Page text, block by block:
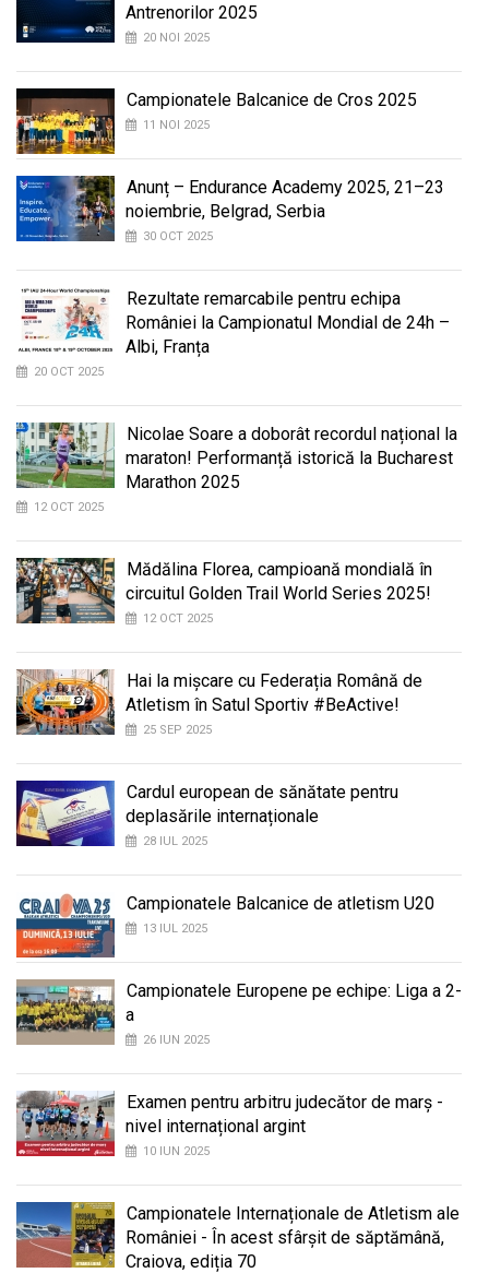
Antrenorilor 2025
20 NOI 2025
Campionatele Balcanice de Cros 2025
11 NOI 2025
Anunț – Endurance Academy 2025, 21–23
noiembrie, Belgrad, Serbia
30 OCT 2025
Rezultate remarcabile pentru echipa
României la Campionatul Mondial de 24h –
Albi, Franța
20 OCT 2025
Nicolae Soare a doborât recordul național la
maraton! Performanță istorică la Bucharest
Marathon 2025
12 OCT 2025
Mădălina Florea, campioană mondială în
circuitul Golden Trail World Series 2025!
12 OCT 2025
Hai la mișcare cu Federația Română de
Atletism în Satul Sportiv #BeActive!
25 SEP 2025
Cardul european de sănătate pentru
deplasările internaționale
28 IUL 2025
Campionatele Balcanice de atletism U20
13 IUL 2025
Campionatele Europene pe echipe: Liga a 2-
a
26 IUN 2025
Examen pentru arbitru judecător de marș -
nivel internațional argint
10 IUN 2025
Campionatele Internaționale de Atletism ale
României - În acest sfârșit de săptămână,
Craiova, ediția 70